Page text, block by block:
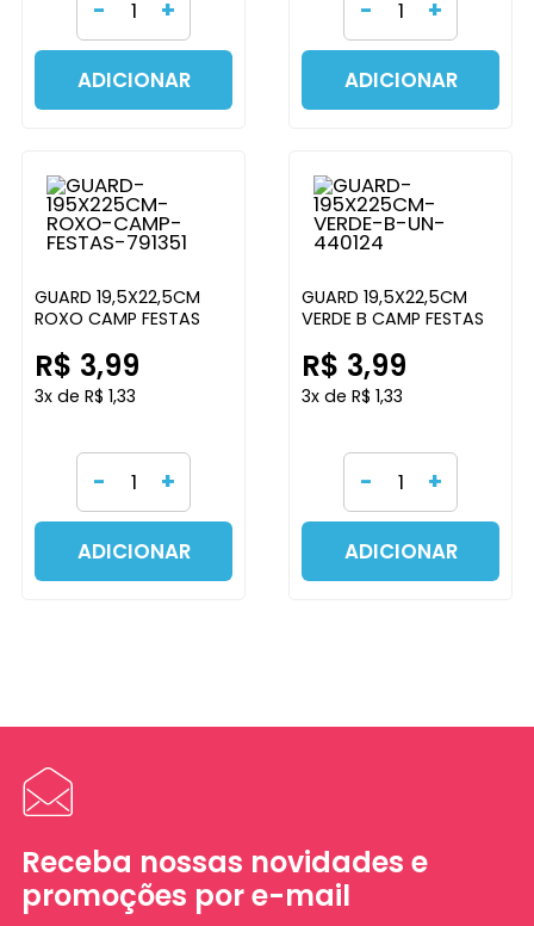
- +
ADICIONAR
- +
ADICIONAR
GUARD 19,5X22,5CM
ROXO CAMP FESTAS
R$ 3,99
3x de R$ 1,33
- +
ADICIONAR
GUARD 19,5X22,5CM
VERDE B CAMP FESTAS
R$ 3,99
3x de R$ 1,33
- +
ADICIONAR
Receba nossas novidades e
promoções por e-mail